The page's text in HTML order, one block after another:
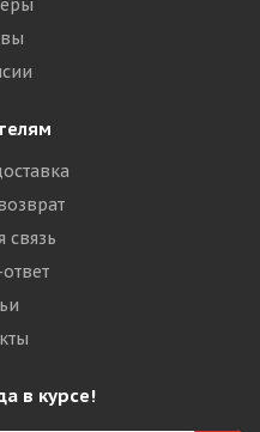
связь
в курсе!